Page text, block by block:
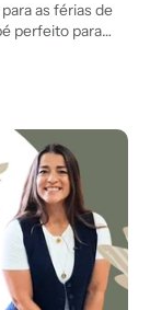
as férias de
perfeito para
carrinhos
como